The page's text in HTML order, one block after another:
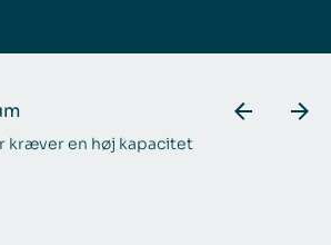
kræver en høj kapacitet